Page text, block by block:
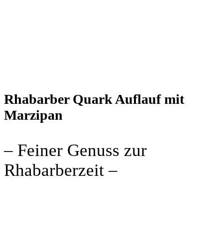
Rhabarber Quark Auflauf mit
Marzipan
– Feiner Genuss zur
Rhabarberzeit –